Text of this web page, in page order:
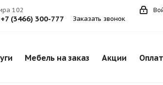
102
+7 (3466) 300-777 Заказать звонок
Мебель на заказ Акции